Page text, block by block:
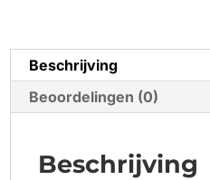
Beschrijving
Beoordelingen (0)
Beschrijving